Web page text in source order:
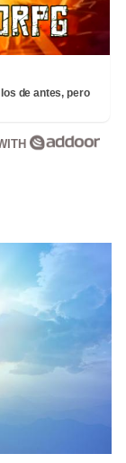
de antes, pero